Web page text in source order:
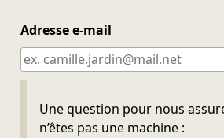
Adresse e-mail
Une question pour nous
n’êtes pas une machine :
Ne pas remplir